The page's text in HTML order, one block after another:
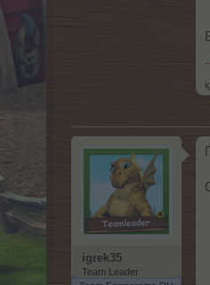
igrek35
Team Leader